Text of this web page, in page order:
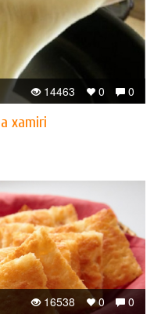
0
0
14463
xamiri
0
0
16538